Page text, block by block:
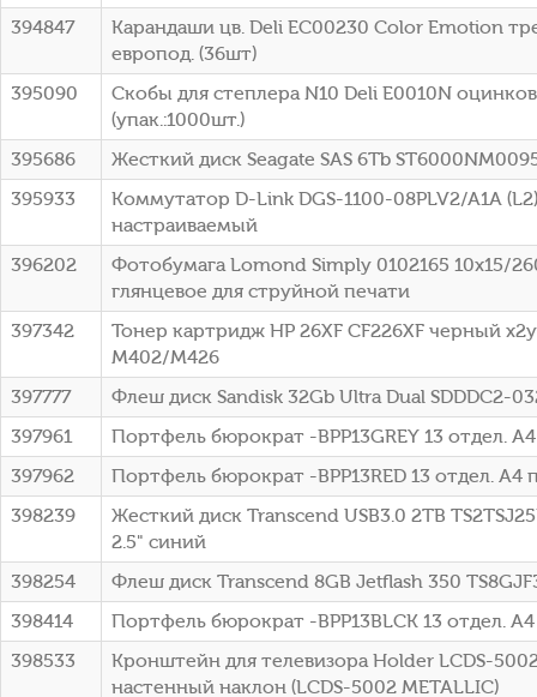
394847
Карандаши цв. Deli EC00230 Color Emotion
европод. (36шт)
395090
Скобы для степлера N10 Deli E0010N
(упак.:1000шт.)
395686
Жесткий диск Seagate SAS 6Tb
395933
Коммутатор D-Link DGS-1100-08PLV2/A1A
настраиваемый
396202
Фотобумага Lomond Simply 0102165 10x15/
глянцевое для струйной печати
397342
Тонер картридж HP 26XF CF226XF черный
M402/M426
397777
Флеш диск Sandisk 32Gb Ultra Dual SDDDC2-
397961
Портфель бюрократ -BPP13GREY 13 отдел.
397962
Портфель бюрократ -BPP13RED 13 отдел.
398239
Жесткий диск Transcend USB3.0 2TB
2.5" синий
398254
Флеш диск Transcend 8GB Jetflash 350
398414
Портфель бюрократ -BPP13BLCK 13 отдел.
398533
Кронштейн для телевизора Holder LCDS-
настенный наклон (LCDS-5002 METALLIC)